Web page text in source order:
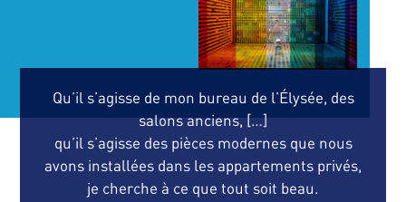
Qu’il s’agisse de mon bureau de l’Élysée, des
salons anciens, […]
qu’il s’agisse des pièces modernes que nous
avons installées dans les appartements privés,
je cherche à ce que tout soit beau.